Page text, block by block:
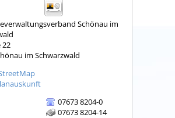
Schönau im
22
im Schwarzwald
07673 8204-0
07673 8204-14